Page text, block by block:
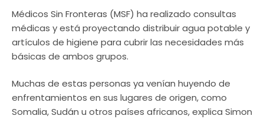
Médicos Sin Fronteras (MSF) ha realizado consultas
médicas y está proyectando distribuir agua potable y
artículos de higiene para cubrir las necesidades más
básicas de ambos grupos.
Muchas de estas personas ya venían huyendo de
enfrentamientos en sus lugares de origen, como
Somalia, Sudán u otros países africanos, explica Simon